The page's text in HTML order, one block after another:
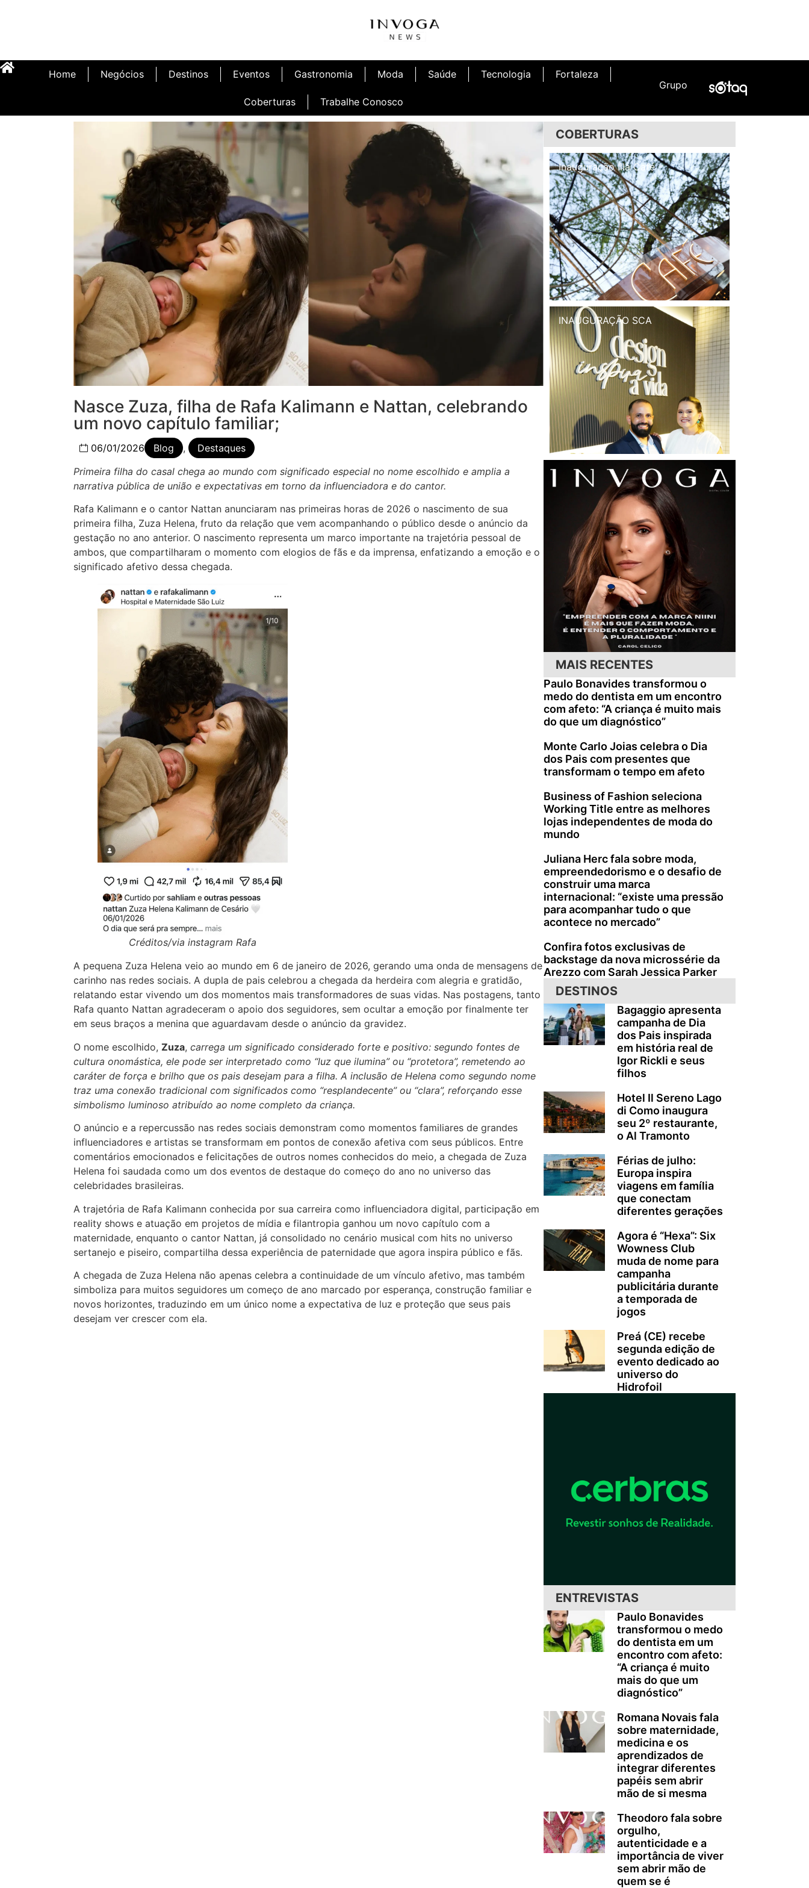
Home Negócios Destinos Eventos Gastronomia Moda Saúde Tecnologia Fortaleza
Coberturas Trabalhe Conosco
Grupo
Nasce Zuza, filha de Rafa Kalimann e Nattan, celebrando
um novo capítulo familiar;
06/01/2026 Blog ,
Destaques
Primeira filha do casal chega ao mundo com significado especial no nome escolhido e amplia a
narrativa pública de união e expectativas em torno da influenciadora e do cantor.
Rafa Kalimann e o cantor Nattan anunciaram nas primeiras horas de 2026 o nascimento de sua
primeira filha, Zuza Helena, fruto da relação que vem acompanhando o público desde o anúncio da
gestação no ano anterior. O nascimento representa um marco importante na trajetória pessoal de
ambos, que compartilharam o momento com elogios de fãs e da imprensa, enfatizando a emoção e o
significado afetivo dessa chegada.
Créditos/via instagram Rafa
A pequena Zuza Helena veio ao mundo em 6 de janeiro de 2026, gerando uma onda de mensagens de
carinho nas redes sociais. A dupla de pais celebrou a chegada da herdeira com alegria e gratidão,
relatando estar vivendo um dos momentos mais transformadores de suas vidas. Nas postagens, tanto
Rafa quanto Nattan agradeceram o apoio dos seguidores, sem ocultar a emoção por finalmente ter
em seus braços a menina que aguardavam desde o anúncio da gravidez.
O nome escolhido, Zuza, carrega um significado considerado forte e positivo: segundo fontes de
cultura onomástica, ele pode ser interpretado como “luz que ilumina” ou “protetora”, remetendo ao
caráter de força e brilho que os pais desejam para a filha. A inclusão de Helena como segundo nome
traz uma conexão tradicional com significados como “resplandecente” ou “clara”, reforçando esse
simbolismo luminoso atribuído ao nome completo da criança.
O anúncio e a repercussão nas redes sociais demonstram como momentos familiares de grandes
influenciadores e artistas se transformam em pontos de conexão afetiva com seus públicos. Entre
comentários emocionados e felicitações de outros nomes conhecidos do meio, a chegada de Zuza
Helena foi saudada como um dos eventos de destaque do começo do ano no universo das
celebridades brasileiras.
A trajetória de Rafa Kalimann conhecida por sua carreira como influenciadora digital, participação em
reality shows e atuação em projetos de mídia e filantropia ganhou um novo capítulo com a
maternidade, enquanto o cantor Nattan, já consolidado no cenário musical com hits no universo
sertanejo e piseiro, compartilha dessa experiência de paternidade que agora inspira público e fãs.
A chegada de Zuza Helena não apenas celebra a continuidade de um vínculo afetivo, mas também
simboliza para muitos seguidores um começo de ano marcado por esperança, construção familiar e
novos horizontes, traduzindo em um único nome a expectativa de luz e proteção que seus pais
desejam ver crescer com ela.
COBERTURAS
Inauguração Illa Café Inauguração Ninetto Fortaleza Inauguração Illa Café
INAUGURAÇÃO SCA
MAIS RECENTES
Paulo Bonavides transformou o
medo do dentista em um encontro
com afeto: “A criança é muito mais
do que um diagnóstico”
Monte Carlo Joias celebra o Dia
dos Pais com presentes que
transformam o tempo em afeto
Business of Fashion seleciona
Working Title entre as melhores
lojas independentes de moda do
mundo
Juliana Herc fala sobre moda,
empreendedorismo e o desafio de
construir uma marca
internacional: “existe uma pressão
para acompanhar tudo o que
acontece no mercado”
Confira fotos exclusivas de
backstage da nova microssérie da
Arezzo com Sarah Jessica Parker
DESTINOS
Bagaggio apresenta
campanha de Dia
dos Pais inspirada
em história real de
Igor Rickli e seus
filhos
Hotel Il Sereno Lago
di Como inaugura
seu 2º restaurante,
o Al Tramonto
Férias de julho:
Europa inspira
viagens em família
que conectam
diferentes gerações
Agora é “Hexa”: Six
Wowness Club
muda de nome para
campanha
publicitária durante
a temporada de
jogos
Preá (CE) recebe
segunda edição de
evento dedicado ao
universo do
Hidrofoil
ENTREVISTAS
Paulo Bonavides
transformou o medo
do dentista em um
encontro com afeto:
“A criança é muito
mais do que um
diagnóstico”
Romana Novais fala
sobre maternidade,
medicina e os
aprendizados de
integrar diferentes
papéis sem abrir
mão de si mesma
Theodoro fala sobre
orgulho,
autenticidade e a
importância de viver
sem abrir mão de
quem se é